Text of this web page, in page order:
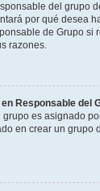
del grupo
por qué desea
de Grupo si
razones.
Responsable del
es asignado
en crear un grupo